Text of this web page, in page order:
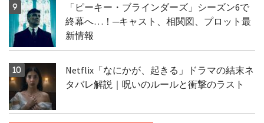
「ピーキー・ブラインダーズ」シーズン6で
終幕へ…！─キャスト、相関図、プロット最
新情報
Netflix「なにかが、起きる」ドラマの結末ネ
タバレ解説｜呪いのルールと衝撃のラスト